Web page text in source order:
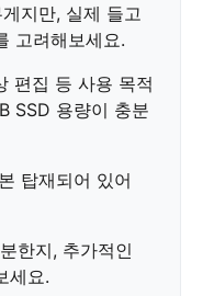
지만, 실제 들고
고려해보세요.
편집 등 사용 목적
SSD 용량이 충분
탑재되어 있어
한지, 추가적인
세요.